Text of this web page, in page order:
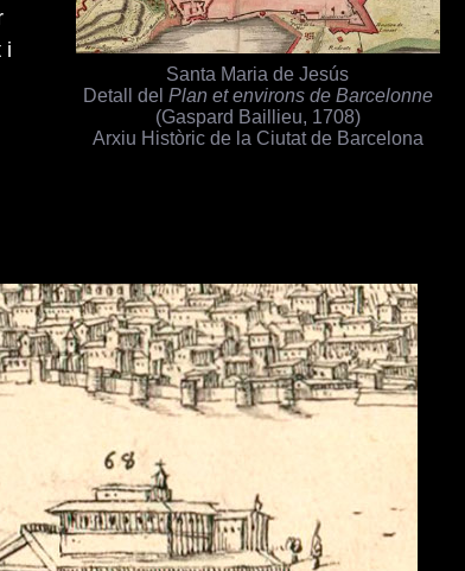
i
Santa Maria de Jesús
Detall del Plan et environs de Barcelonne
(Gaspard Baillieu, 1708)
Arxiu Històric de la Ciutat de Barcelona